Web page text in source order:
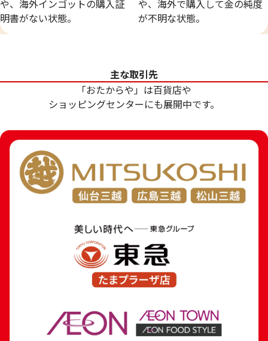
参考買取価格
参考買取価格
288,600
参考買取価格
7.8g
参考買取価格
や、海外インゴットの購入証
明書がない状態。
や、海外で購入して金の純度
が不明な状態。
主な取引先
「おたからや」は百貨店や
ショッピングセンターにも展開中です。